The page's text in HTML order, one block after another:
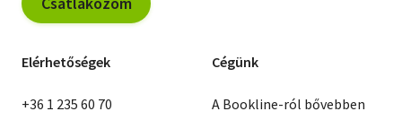
Elérhetőségek
+36 1 235 60 70
Cégünk
A Bookline-ról bővebben